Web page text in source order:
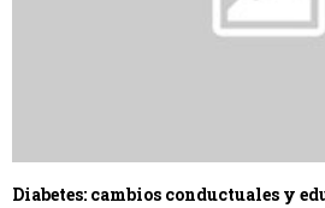
Diabetes: cambios conductuales y